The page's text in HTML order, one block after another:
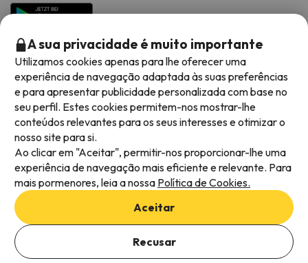
Adicionar datas para verificar a disponibilidade
Selecionar datas
Métodos de pagamento disponíveis
Termos e condições gerais
Privacidade dos dados
Política de cookies
A sua privacidade é muito importante
Utilizamos cookies apenas para lhe oferecer uma
experiência de navegação adaptada às suas preferências
e para apresentar publicidade personalizada com base no
seu perfil. Estes cookies permitem-nos mostrar-lhe
conteúdos relevantes para os seus interesses e otimizar o
nosso site para si.
Ao clicar em "Aceitar", permitir-nos proporcionar-lhe uma
experiência de navegação mais eficiente e relevante. Para
mais pormenores, leia a nossa Política de Cookies.
Aceitar
Recusar